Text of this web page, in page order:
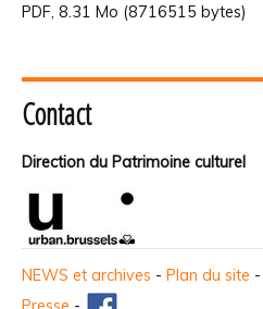
PDF, 8.31 Mo (8716515 bytes)
Contact
Direction du Patrimoine culturel
NEWS et archives - Plan du site -